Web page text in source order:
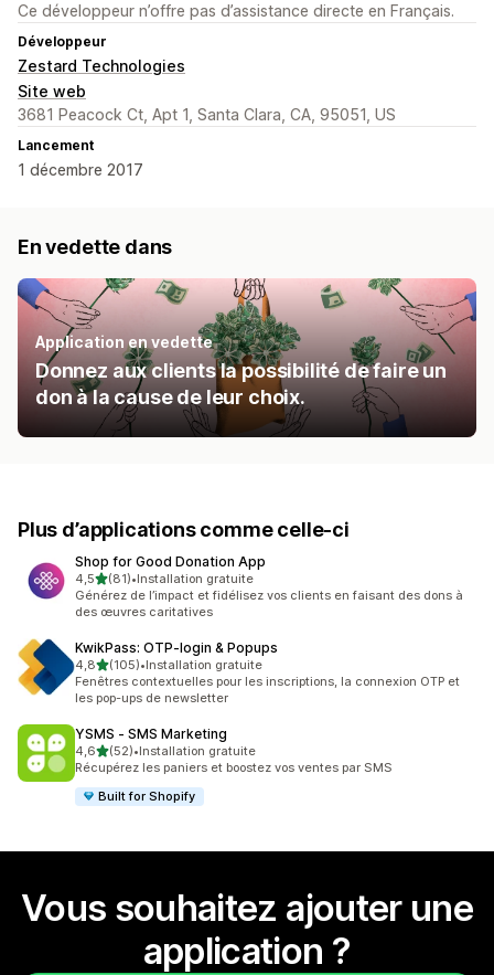
Ce développeur n’offre pas d’assistance directe en Français.
Développeur
Zestard Technologies
Site web
3681 Peacock Ct, Apt 1, Santa Clara, CA, 95051, US
Lancement
1 décembre 2017
En vedette dans
Application en vedette
Donnez aux clients la possibilité de faire un
don à la cause de leur choix.
Plus d’applications comme celle-ci
Shop for Good Donation App
4,5étoile(s) sur 5
(81)
81 avis au total
•Installation gratuite
Générez de l’impact et fidélisez vos clients en faisant des dons à
des œuvres caritatives
KwikPass: OTP‑login & Popups
4,8étoile(s) sur 5
(105)
105 avis au total
•Installation gratuite
Fenêtres contextuelles pour les inscriptions, la connexion OTP et
les pop-ups de newsletter
YSMS ‑ SMS Marketing
4,6étoile(s) sur 5
(52)
52 avis au total
•Installation gratuite
Récupérez les paniers et boostez vos ventes par SMS
Built for Shopify
Vous souhaitez ajouter une
application ?